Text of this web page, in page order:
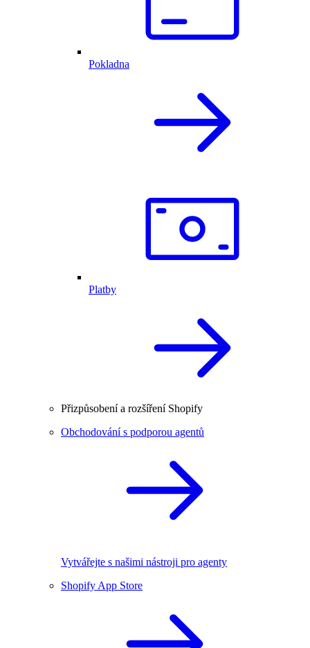
Pokladna
Platby
Přizpůsobení a rozšíření Shopify
Obchodování s podporou agentů
Vytvářejte s našimi nástroji pro agenty
Shopify App Store